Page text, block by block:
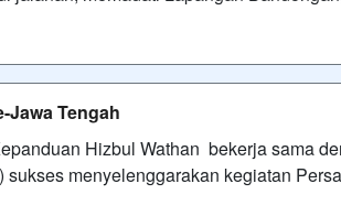
Jawa Tengah
Hizbul Wathan bekerja sama
menyelenggarakan kegiatan